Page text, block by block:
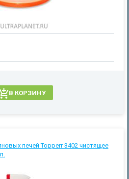
В КОРЗИНУ
печей Topperr 3402 чистящее